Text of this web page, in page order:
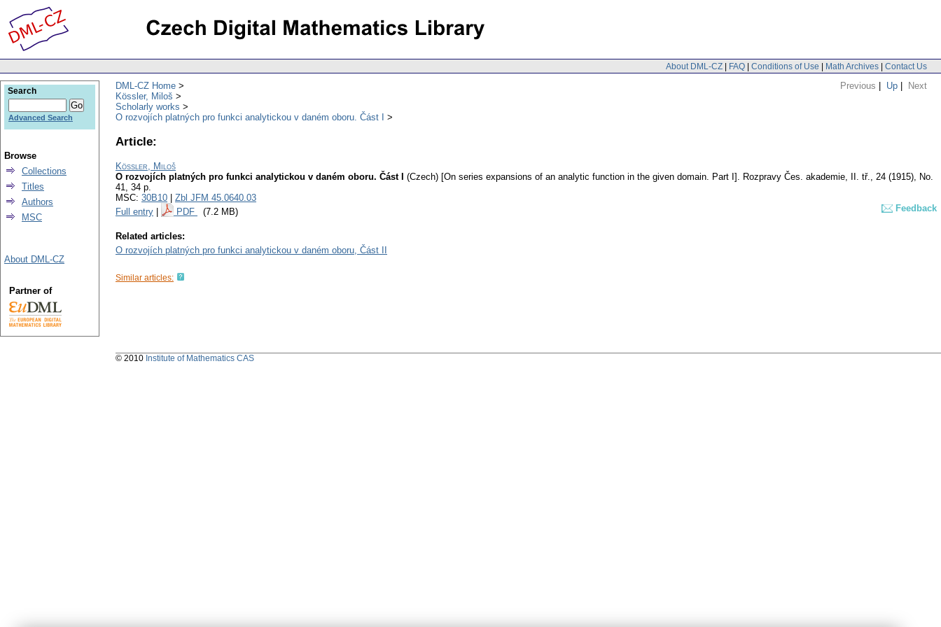
About DML-CZ | FAQ | Conditions of Use | Math Archives | Contact Us
Previous | Up | Next
DML-CZ Home
Kössler, Miloš
Scholarly works
O rozvojích platných pro funkci analytickou v daném oboru. Část I
Article:
Kössler, Miloš
O rozvojích platných pro funkci analytickou v daném oboru. Část I
(Czech) [On series expansions of an analytic function in the given domain. Part I]. Rozpravy Čes. akademie, II. tř., 24 (1915), No.
41, 34 p.
MSC: 30B10
Zbl JFM 45.0640.03
Full entry
PDF (7.2 MB) Feedback
Related articles:
O rozvojích platných pro funkci analytickou v daném oboru, Část II
Similar articles:
Search
Advanced Search
Browse
Collections
Titles
Authors
MSC
About DML-CZ
Partner of
© 2010 Institute of Mathematics CAS